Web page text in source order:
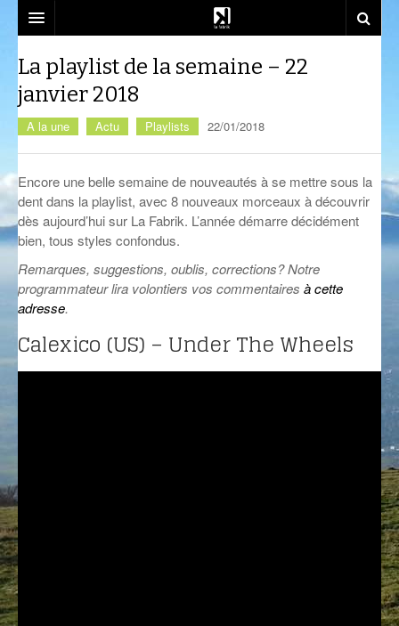
EMISSIONS
AZIMUT
CARTOGRAPHIE INTIME
CÉSURE
COMPLÈTEMENT DES BULLES
CRÉPIDULES
CURIOSITÉS
DJ SETS
LES COLLABORATEURS
CONSTRUCT
EST-CE QU’ON PEUT ALLER?
FLUSSPFERD
RADIO MASALA
EVÉNEMENTS
PLAYLISTS
SOCIÉTÉ
LA RADIO
LA FABRIK
NOUS REJOINDRE
SOUTIEN ET PARTENARIATS
ATELIERS ET FORMATIONS
CONTACT
La playlist de la semaine – 22
janvier 2018
A la une Actu Playlists 22/01/2018
Encore une belle semaine de nouveautés à se mettre sous la
dent dans la playlist, avec 8 nouveaux morceaux à découvrir
dès aujourd’hui sur La Fabrik. L’année démarre décidément
bien, tous styles confondus.
Remarques, suggestions, oublis, corrections? Notre
programmateur lira volontiers vos commentaires à cette
adresse.
Calexico (US) – Under The Wheels